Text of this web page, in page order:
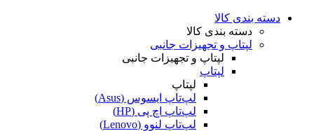
دسته بندی کالا
دسته بندی کالا
لپتاپ و تجهیزات جانبی
لپتاپ و تجهیزات جانبی
لپتاپ
لپتاپ
لپ‌تاپ ایسوس (Asus)
لپ‌تاپ اچ پی (HP)
لپ‌تاپ لنوو (Lenovo)